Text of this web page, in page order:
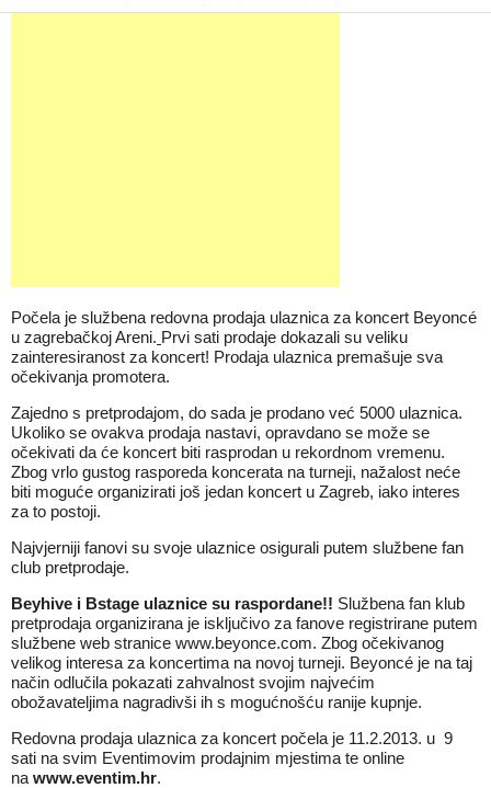
Počela je službena redovna prodaja ulaznica za koncert Beyoncé
u zagrebačkoj Areni. Prvi sati prodaje dokazali su veliku
zainteresiranost za koncert! Prodaja ulaznica premašuje sva
očekivanja promotera.
Zajedno s pretprodajom, do sada je prodano već 5000 ulaznica.
Ukoliko se ovakva prodaja nastavi, opravdano se može se
očekivati da će koncert biti rasprodan u rekordnom vremenu.
Zbog vrlo gustog rasporeda koncerata na turneji, nažalost neće
biti moguće organizirati još jedan koncert u Zagreb, iako interes
za to postoji.
Najvjerniji fanovi su svoje ulaznice osigurali putem službene fan
club pretprodaje.
Beyhive i Bstage ulaznice su raspordane!! Službena fan klub
pretprodaja organizirana je isključivo za fanove registrirane putem
službene web stranice www.beyonce.com. Zbog očekivanog
velikog interesa za koncertima na novoj turneji. Beyoncé je na taj
način odlučila pokazati zahvalnost svojim najvećim
obožavateljima nagradivši ih s mogućnošću ranije kupnje.
Redovna prodaja ulaznica za koncert počela je 11.2.2013. u 9
sati na svim Eventimovim prodajnim mjestima te online
na www.eventim.hr.